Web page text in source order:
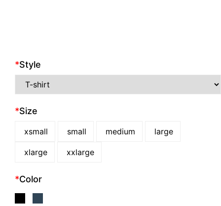
*Style
*Size
xsmall small medium large
xlarge xxlarge
*Color